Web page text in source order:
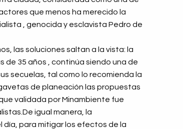
que menos ha merecido la
, genocida y esclavista Pedro de
las soluciones saltan a la vista: la
de 35 años , continúa siendo una de
secuelas, tal como lo recomienda la
de planeación las propuestas
validada por Minambiente fue
igual manera, la
para mitigar los efectos de la